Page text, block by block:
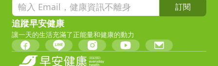
訂閱
追蹤早安健康
讓一天的生活充滿了正能量和健康的動力